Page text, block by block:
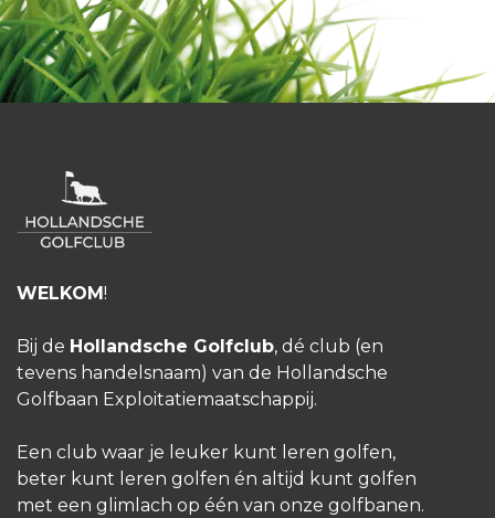
WELKOM!
Bij de Hollandsche Golfclub, dé club (en
tevens handelsnaam) van de Hollandsche
Golfbaan Exploitatiemaatschappij.
Een club waar je leuker kunt leren golfen,
beter kunt leren golfen én altijd kunt golfen
met een glimlach op één van onze golfbanen.